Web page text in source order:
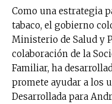
Como una estrategia
tabaco, el gobierno
Ministerio de Salud y
colaboración de la
Familiar, ha
promete ayudar a los
Desarrollada para